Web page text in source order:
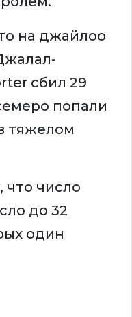
на джайлоо
сбил 29
попали
тяжелом
число
до 32
один